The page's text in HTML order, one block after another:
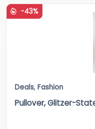
-43%
Deals, Fashion
Pullover, Glitzer-